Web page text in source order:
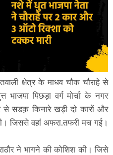
क्षेत्र के माधव चौक चौराहे से
पिछड़ा वर्ग मोर्चा के नगर
से सडक़ किनारे खड़ी दो कारों और
जिससे वहां अफरा.तफरी मच गई।
ने भागने की कोशिश की। जिसे